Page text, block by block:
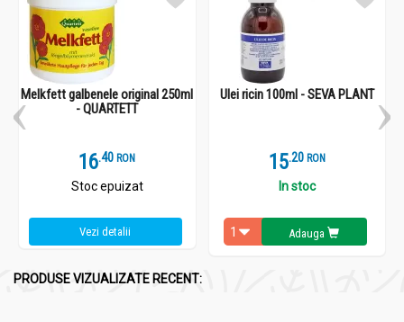
Melkfett galbenele original 250ml
- QUARTETT
16.4 RON
Stoc epuizat
Vezi detalii
Ulei ricin 100ml - SEVA PLANT
15.2 RON
In stoc
Adauga
PRODUSE VIZUALIZATE RECENT: